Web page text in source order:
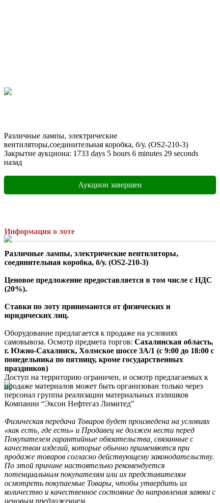
Различные лампы, электрические
вентиляторы,соединительная коробка, б/у. (OS2-210-3)
Закрытие аукциона: 1733 days 5 hours 6 minutes 29 seconds
назад
Аукцион завершен
Информация о лоте
Различные лампы, электрические вентиляторы,
соединительная коробка, б/у. (OS2-210-3)
Ценовое предложение предоставляется в том числе с НДС
(20%).
Ставки по лоту принимаются от физических и
юридических лиц.
Оборудование предлагается к продаже на условиях
самовывоза. Осмотр предмета торгов: Сахалинская область,
г. Южно-Сахалинск, Холмское шоссе 3A/1 (с 9:00 до 18:00 с
понедельника по пятницу, кроме государственных
праздников)
Доступ на территорию ограничен, и осмотр предлагаемых к
продаже материалов может быть организован только через
персонал группы реализации материальных излишков
Компании “Эксон Нефтегаз Лимитед”
Физическая передача Товаров будет произведена на условиях
«как есть, где есть» и Продавец не должен нести перед
Покупателем гарантийные обязательства, связанные с
качеством изделий, которые обычно применяются при
продаже товаров согласно действующему законодательству.
По этой причине настоятельно рекомендуется
потенциальным покупателям или их представителям
осмотреть покупаемые Товары, чтобы утвердить их
количество и качественное состояние до направления заявки с
ценовым предложением.